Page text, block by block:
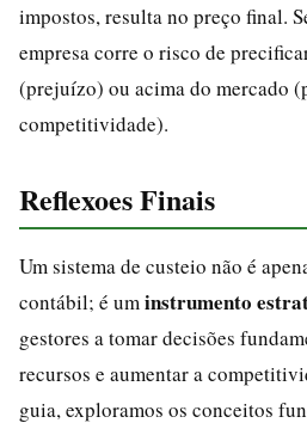
impostos, resulta no preço final.
empresa corre o risco de
(prejuízo) ou acima do mercado
competitividade).
Reflexoes Finais
Um sistema de custeio não é
contábil; é um instrumento
gestores a tomar decisões
recursos e aumentar a
guia, exploramos os conceitos